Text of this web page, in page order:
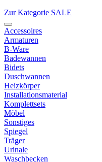
Zur Kategorie SALE
Accessoires
Armaturen
B-Ware
Badewannen
Bidets
Duschwannen
Heizkörper
Installationsmaterial
Komplettsets
Möbel
Sonstiges
Spiegel
Träger
Urinale
Waschbecken